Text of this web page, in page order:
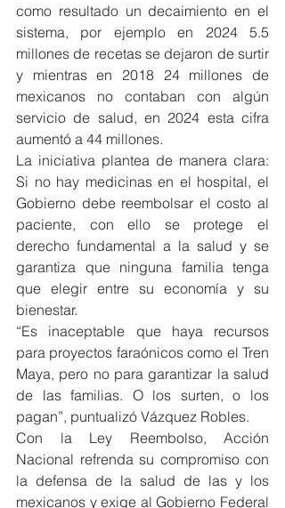
como resultado un decaimiento en el
sistema, por ejemplo en 2024 5.5
millones de recetas se dejaron de surtir
y mientras en 2018 24 millones de
mexicanos no contaban con algún
servicio de salud, en 2024 esta cifra
aumentó a 44 millones.
La iniciativa plantea de manera clara:
Si no hay medicinas en el hospital, el
Gobierno debe reembolsar el costo al
paciente, con ello se protege el
derecho fundamental a la salud y se
garantiza que ninguna familia tenga
que elegir entre su economía y su
bienestar.
“Es inaceptable que haya recursos
para proyectos faraónicos como el Tren
Maya, pero no para garantizar la salud
de las familias. O los surten, o los
pagan”, puntualizó Vázquez Robles.
Con la Ley Reembolso, Acción
Nacional refrenda su compromiso con
la defensa de la salud de las y los
mexicanos y exige al Gobierno Federal